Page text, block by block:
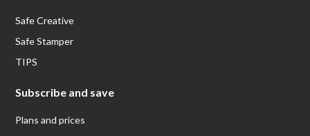
Safe Creative
Safe Stamper
TIPS
Subscribe and save
Plans and prices